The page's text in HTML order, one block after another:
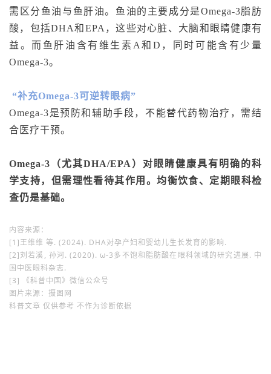
需区分鱼油与鱼肝油。鱼油的主要成分是Omega-3脂肪
酸，包括DHA和EPA，这些对心脏、大脑和眼睛健康有
益。而鱼肝油含有维生素A和D，同时可能含有少量
Omega-3。
“补充Omega-3可逆转眼病”
Omega-3是预防和辅助手段，不能替代药物治疗，需结
合医疗干预。
Omega-3（尤其DHA/EPA）对眼睛健康具有明确的科
学支持，但需理性看待其作用。均衡饮食、定期眼科检
查仍是基础。
内容来源：
[1]王维维 等. (2024). DHA对孕产妇和婴幼儿生长发育的影响.
[2]刘若溪, 孙河. (2020). ω-3多不饱和脂肪酸在眼科领域的研究进展. 中
国中医眼科杂志.
[3] 《科普中国》微信公众号
图片来源：摄图网
科普文章 仅供参考 不作为诊断依据